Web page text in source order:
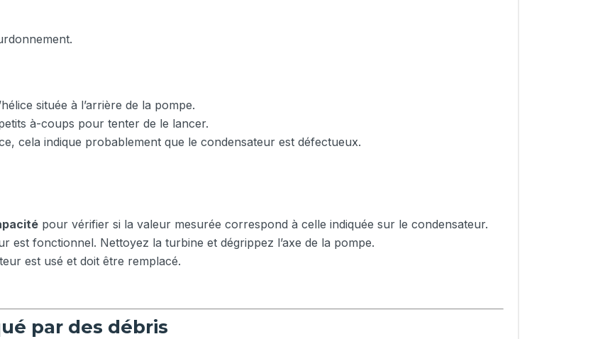
située à l’arrière de la pompe.
à-coups pour tenter de le lancer.
cela indique probablement que le condensateur est défectueux.
pour vérifier si la valeur mesurée correspond à celle indiquée sur le condensateur.
est fonctionnel. Nettoyez la turbine et dégrippez l’axe de la pompe.
est usé et doit être remplacé.
par des débris